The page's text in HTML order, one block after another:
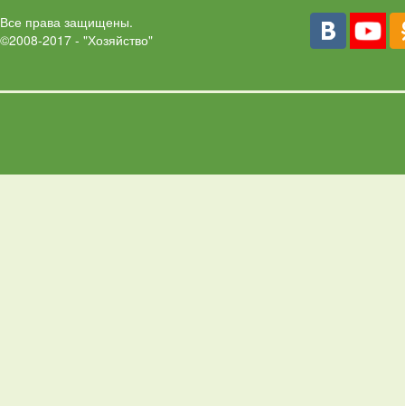
Все права защищены.
©2008-2017 - "Хозяйство"